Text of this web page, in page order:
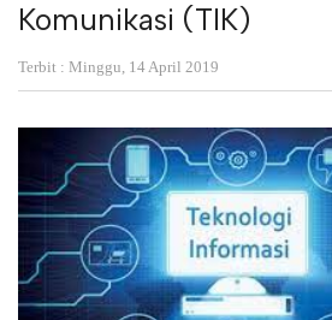
Komunikasi (TIK)
Terbit : Minggu, 14 April 2019